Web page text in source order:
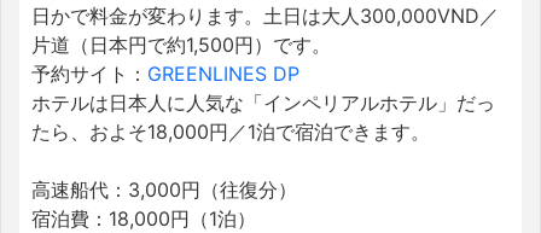
日かで料金が変わります。土日は大人300,000VND／
片道（日本円で約1,500円）です。
予約サイト： GREENLINES DP
ホテルは日本人に人気な「インペリアルホテル」だっ
たら、およそ18,000円／1泊で宿泊できます。
高速船代：3,000円（往復分）
宿泊費：18,000円（1泊）